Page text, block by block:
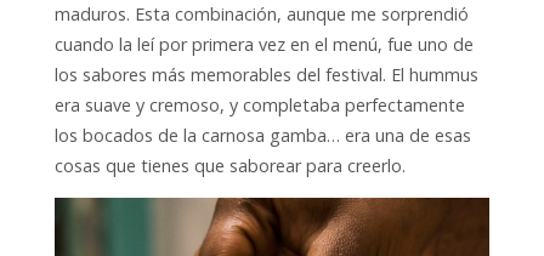
maduros. Esta combinación, aunque me sorprendió
cuando la leí por primera vez en el menú, fue uno de
los sabores más memorables del festival. El hummus
era suave y cremoso, y completaba perfectamente
los bocados de la carnosa gamba… era una de esas
cosas que tienes que saborear para creerlo.